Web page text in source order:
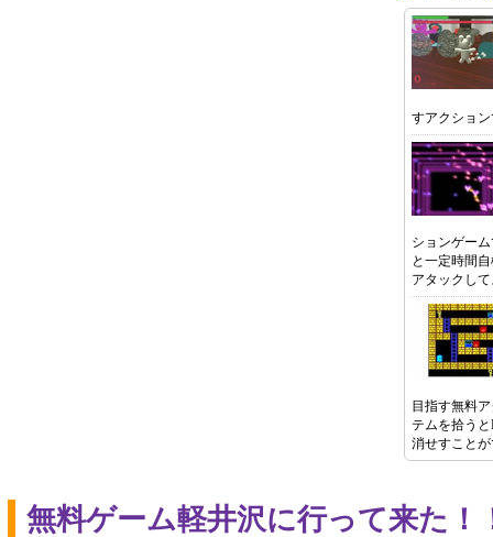
すアクショ
ションゲー
と一定時間
アタックし
目指す無料
テムを拾う
消せすこと
無料ゲーム軽井沢に行って来た